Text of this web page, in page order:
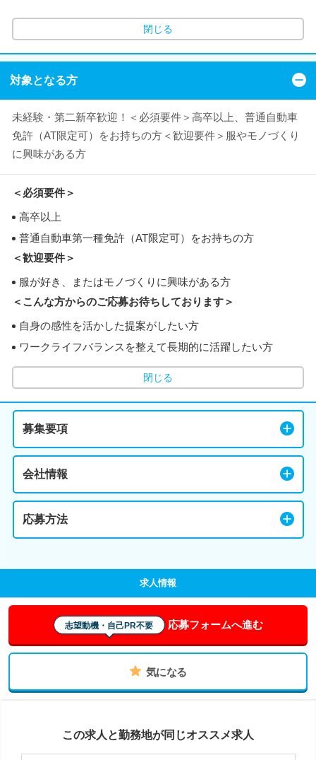
閉じる
対象となる方
未経験・第二新卒歓迎！＜必須要件＞高卒以上、普通自動車
免許（AT限定可）をお持ちの方＜歓迎要件＞服やモノづくり
に興味がある方
＜必須要件＞
高卒以上
普通自動車第一種免許（AT限定可）をお持ちの方
＜歓迎要件＞
服が好き、またはモノづくりに興味がある方
＜こんな方からのご応募お待ちしております＞
自身の感性を活かした提案がしたい方
ワークライフバランスを整えて長期的に活躍したい方
閉じる
募集要項
会社情報
応募方法
求人情報
志望動機・自己PR不要 応募フォームへ進む
気になる
この求人と勤務地が同じオススメ求人